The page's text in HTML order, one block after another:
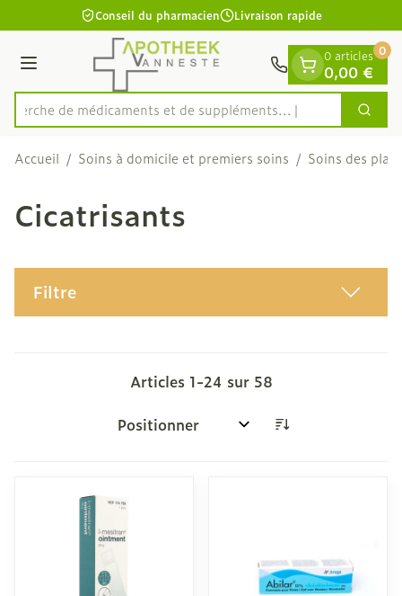
Aller au contenu
1 de 1
Conseil du pharmacien Livraison rapide
Menu
Rechercher
Recherche de médicaments et d
0 articles
0,00 €
0
Accueil / Soins à domicile et premiers soins / Soins des
Cicatrisants
Filtre
Articles 1-24 sur 58
Trier par: